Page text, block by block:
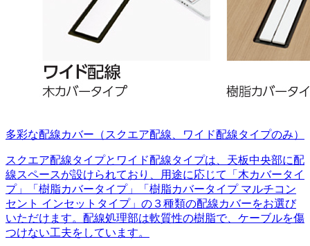
多彩な配線カバー（スクエア配線、ワイド配線タイプのみ）
スクエア配線タイプとワイド配線タイプは、天板中央部に配
線スペースが設けられており、用途に応じて「木カバータイ
プ」「樹脂カバータイプ」「樹脂カバータイプ マルチコン
セント インセットタイプ」の３種類の配線カバーをお選び
いただけます。配線処理部は軟質性の樹脂で、ケーブルを傷
つけない工夫をしています。